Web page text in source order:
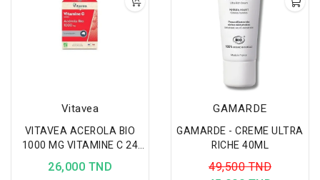
Vitavea
VITAVEA ACEROLA BIO
1000 MG VITAMINE C 24
COMPRIMES A CROQUER
26,000 TND
GAMARDE
GAMARDE - CREME ULTRA
RICHE 40ML
49,500 TND